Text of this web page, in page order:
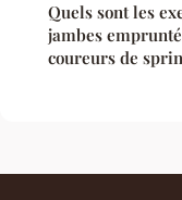
Quels sont les
jambes
coureurs de